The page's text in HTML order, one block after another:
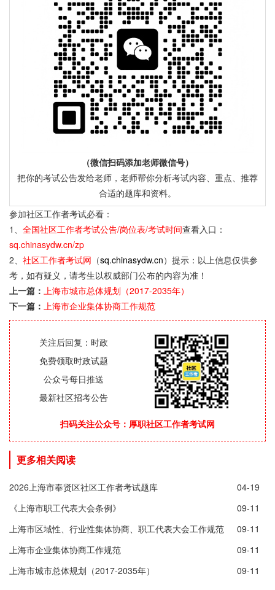
（微信扫码添加老师微信号）
把你的考试公告发给老师，老师帮你分析考试内容、重点、推荐
合适的题库和资料。
参加社区工作者考试必看：
1、 全国社区工作者考试公告/岗位表/考试时间查看入口：
sq.chinasydw.cn/zp
2、 社区工作者考试网 （sq.chinasydw.cn）提示：以上信息仅供参
考，如有疑义，请考生以权威部门公布的内容为准！
上一篇： 上海市城市总体规划（2017-2035年）
下一篇： 上海市企业集体协商工作规范
关注后回复：时政
免费领取时政试题
公众号每日推送
最新社区招考公告
扫码关注公众号：厚职社区工作者考试网
更多相关阅读
2026上海市奉贤区社区工作者考试题库
04-19
《上海市职工代表大会条例》
09-11
上海市区域性、行业性集体协商、职工代表大会工作规范
09-11
上海市企业集体协商工作规范
09-11
上海市城市总体规划（2017-2035年）
09-11